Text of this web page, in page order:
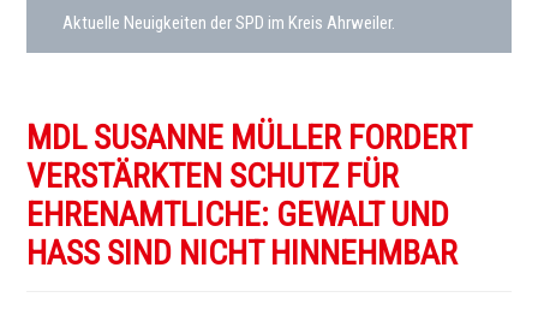
Aktuelle Neuigkeiten der SPD im Kreis Ahrweiler.
MDL SUSANNE MÜLLER FORDERT
VERSTÄRKTEN SCHUTZ FÜR
EHRENAMTLICHE: GEWALT UND
HASS SIND NICHT HINNEHMBAR